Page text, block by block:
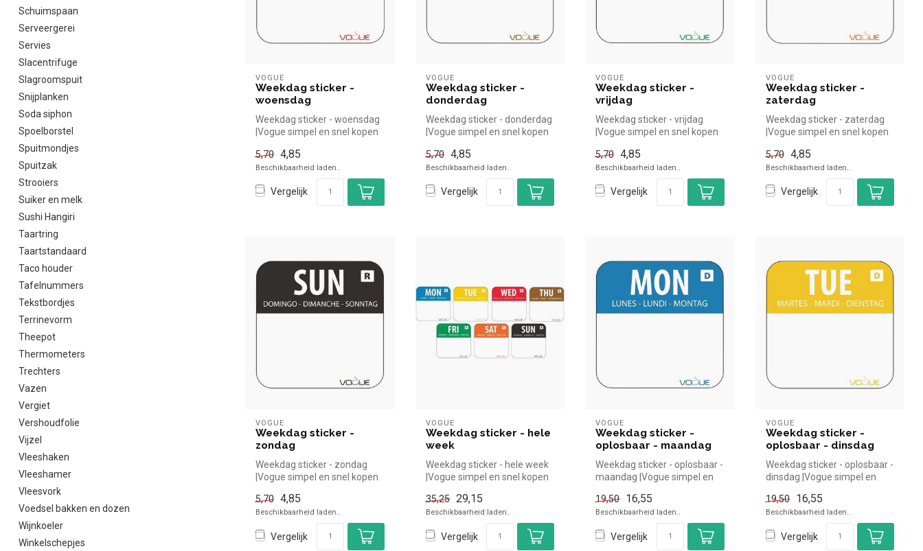
Schuimspaan
Serveergerei
Servies
Slacentrifuge
Slagroomspuit
Snijplanken
Soda siphon
Spoelborstel
Spuitmondjes
Spuitzak
Strooiers
Suiker en melk
Sushi Hangiri
Taartring
Taartstandaard
Taco houder
Tafelnummers
Tekstbordjes
Terrinevorm
Theepot
Thermometers
Trechters
Vazen
Vergiet
Vershoudfolie
Vijzel
Vleeshaken
Vleeshamer
Vleesvork
Voedsel bakken en dozen
Wijnkoeler
Winkelschepjes
VOGUE
Weekdag sticker -
woensdag
Weekdag sticker - woensdag
|Vogue simpel en snel kopen
5,70 4,85
Beschikbaarheid laden..
Vergelijk
VOGUE
Weekdag sticker -
donderdag
Weekdag sticker - donderdag
|Vogue simpel en snel kopen
5,70 4,85
Beschikbaarheid laden..
Vergelijk
VOGUE
Weekdag sticker -
vrijdag
Weekdag sticker - vrijdag
|Vogue simpel en snel kopen
5,70 4,85
Beschikbaarheid laden..
Vergelijk
VOGUE
Weekdag sticker -
zaterdag
Weekdag sticker - zaterdag
|Vogue simpel en snel kopen
5,70 4,85
Beschikbaarheid laden..
Vergelijk
VOGUE
Weekdag sticker -
zondag
Weekdag sticker - zondag
|Vogue simpel en snel kopen
5,70 4,85
Beschikbaarheid laden..
Vergelijk
VOGUE
Weekdag sticker - hele
week
Weekdag sticker - hele week
|Vogue simpel en snel kopen
35,25 29,15
Beschikbaarheid laden..
Vergelijk
VOGUE
Weekdag sticker -
oplosbaar - maandag
Weekdag sticker - oplosbaar -
maandag |Vogue simpel en
19,50 16,55
Beschikbaarheid laden..
Vergelijk
VOGUE
Weekdag sticker -
oplosbaar - dinsdag
Weekdag sticker - oplosbaar -
dinsdag |Vogue simpel en
19,50 16,55
Beschikbaarheid laden..
Vergelijk